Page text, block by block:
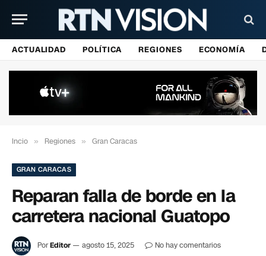
ACTUALIDAD POLÍTICA REGIONES ECONOMÍA
Incio » Regiones » Gran Caracas
GRAN CARACAS
Reparan falla de borde en la
carretera nacional Guatopo
PorEditor agosto 15, 2025
No hay comentarios